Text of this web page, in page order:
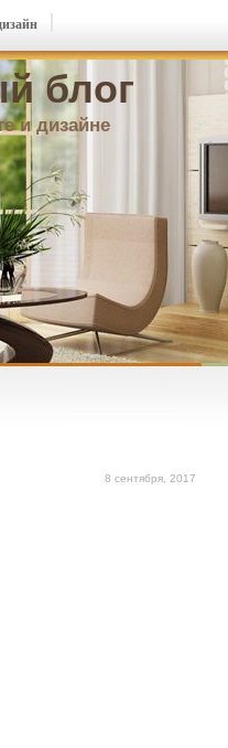
блог
и дизайне
8 сентября, 2017